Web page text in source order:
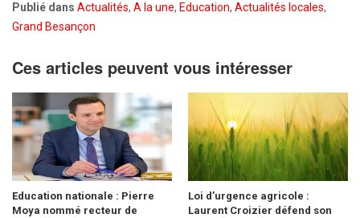
Publié dans Actualités, A la une, Education, Actualités locales,
Grand Besançon
Ces articles peuvent vous intéresser
Education nationale : Pierre
Moya nommé recteur de
Loi d’urgence agricole :
Laurent Croizier défend son